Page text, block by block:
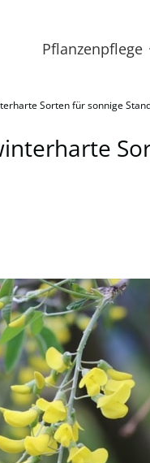
Pflanzenpflege
Sorten für sonnige